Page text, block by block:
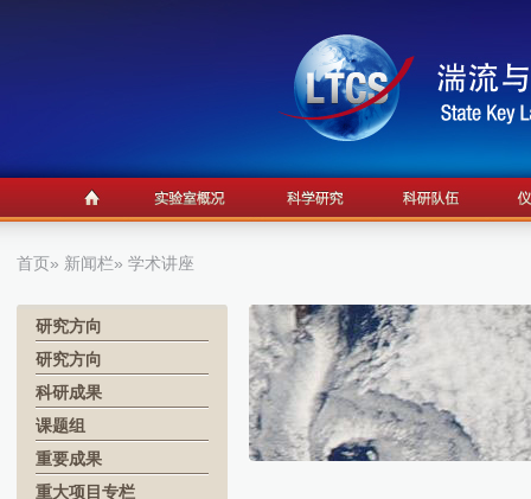
首页» 新闻栏» 学术讲座
研究方向
研究方向
科研成果
课题组
重要成果
重大项目专栏